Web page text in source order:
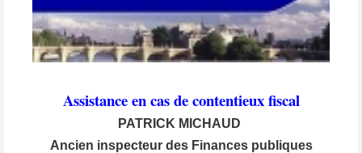
Assistance en cas de contentieux fiscal
PATRICK MICHAUD
Ancien inspecteur des Finances publiques